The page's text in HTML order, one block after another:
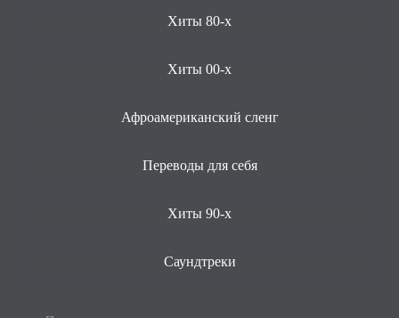
Хиты 80-х
Хиты 00-х
Афроамериканский сленг
Переводы для себя
Хиты 90-х
Саундтреки